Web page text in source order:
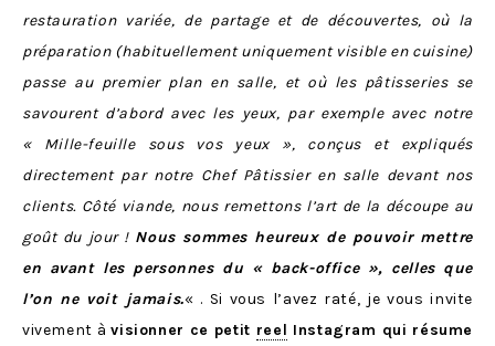
restauration variée, de partage et de découvertes, où la
préparation (habituellement uniquement visible en cuisine)
passe au premier plan en salle, et où les pâtisseries se
savourent d’abord avec les yeux, par exemple avec notre
« Mille-feuille sous vos yeux », conçus et expliqués
directement par notre Chef Pâtissier en salle devant nos
clients. Côté viande, nous remettons l’art de la découpe au
goût du jour ! Nous sommes heureux de pouvoir mettre
en avant les personnes du « back-office », celles que
l’on ne voit jamais.« . Si vous l’avez raté, je vous invite
vivement àvisionner ce petit reel Instagram qui résume